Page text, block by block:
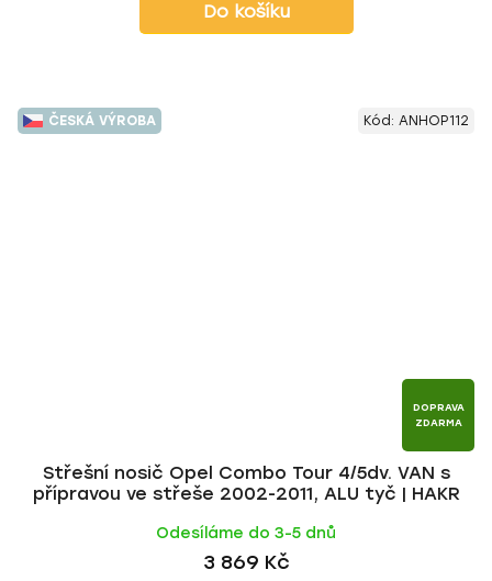
Do košíku
ČESKÁ VÝROBA
DOPRAVA
ZDARMA
Střešní nosič Opel Combo Tour 4/5dv. VAN s
přípravou ve střeše 2002-2011, ALU tyč | HAKR
Odesíláme do 3-5 dnů
3 869 Kč
Kód: ANHOP112